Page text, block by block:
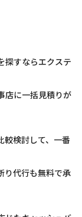
探すならエクステ
店に一括見積りが
較検討して、一番
り代行も無料で承